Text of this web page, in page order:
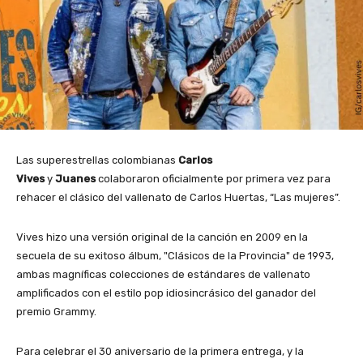
Las superestrellas colombianas Carlos
Vivesy Juanescolaboraron oficialmente por primera vez para
rehacer el clásico del vallenato de Carlos Huertas, “Las mujeres”.
Vives hizo una versión original de la canción en 2009 en la
secuela de su exitoso álbum, "Clásicos de la Provincia" de 1993,
ambas magníficas colecciones de estándares de vallenato
amplificados con el estilo pop idiosincrásico del ganador del
premio Grammy.
Para celebrar el 30 aniversario de la primera entrega, y la